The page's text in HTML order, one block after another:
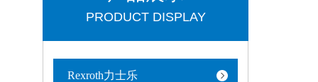
PRODUCT DISPLAY
Rexroth力士乐